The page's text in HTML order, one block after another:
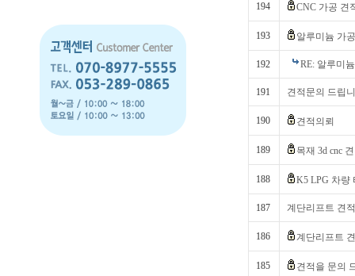
194 CNC 가공 견
193 알루미늄 가
192 RE: 알루미
191 견적문의 드립
190 견적의뢰
189 목재 3d cnc
188 K5 LPG 차량
187 계단리프트 견
186 계단리프트
185 견적을 문의